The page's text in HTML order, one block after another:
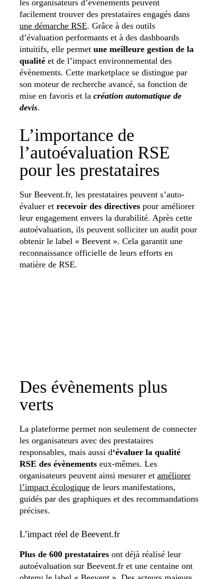
les organisateurs d’évènements peuvent
facilement trouver des prestataires engagés dans
une démarche RSE. Grâce à des outils
d’évaluation performants et à des dashboards
intuitifs, elle permet une meilleure gestion de la
qualité et de l’impact environnemental des
évènements. Cette marketplace se distingue par
son moteur de recherche avancé, sa fonction de
mise en favoris et la création automatique de
devis.
L’importance de
l’autoévaluation RSE
pour les prestataires
Sur Beevent.fr, les prestataires peuvent s’auto-
évaluer et recevoir des directives pour améliorer
leur engagement envers la durabilité. Après cette
autoévaluation, ils peuvent solliciter un audit pour
obtenir le label « Beevent ». Cela garantit une
reconnaissance officielle de leurs efforts en
matière de RSE.
Des évènements plus
verts
La plateforme permet non seulement de connecter
les organisateurs avec des prestataires
responsables, mais aussi d‘évaluer la qualité
RSE des évènements eux-mêmes. Les
organisateurs peuvent ainsi mesurer et améliorer
l’impact écologique de leurs manifestations,
guidés par des graphiques et des recommandations
précises.
L’impact réel de Beevent.fr
Plus de 600 prestataires ont déjà réalisé leur
autoévaluation sur Beevent.fr et une centaine ont